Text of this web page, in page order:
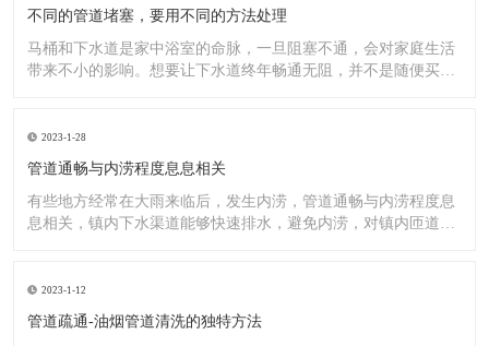
不同的管道堵塞，要用不同的方法处理
马桶和下水道是家中浴室的命脉，一旦阻塞不通，会对家庭生活
带来不小的影响。想要让下水道终年畅通无阻，并不是随便买一
2023-1-28
管道通畅与内涝程度息息相关
有些地方经常在大雨来临后，发生内涝，管道通畅与内涝程度息
息相关，镇内下水渠道能够快速排水，避免内涝，对镇内匝道、
2023-1-12
管道疏通-油烟管道清洗的独特方法